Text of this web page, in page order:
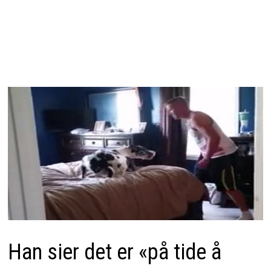
Han sier det er «på tide å